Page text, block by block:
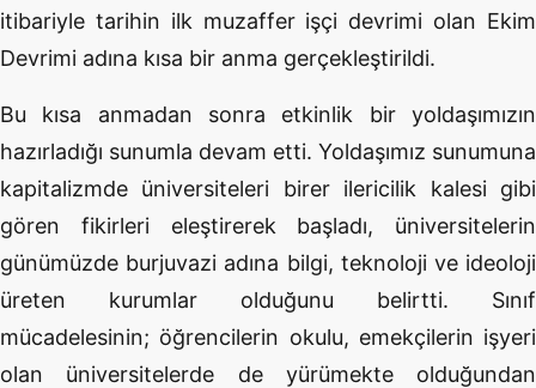
itibariyle tarihin ilk muzaffer işçi devrimi olan Ekim
Devrimi adına kısa bir anma gerçekleştirildi.
Bu kısa anmadan sonra etkinlik bir yoldaşımızın
hazırladığı sunumla devam etti. Yoldaşımız sunumuna
kapitalizmde üniversiteleri birer ilericilik kalesi gibi
gören fikirleri eleştirerek başladı, üniversitelerin
günümüzde burjuvazi adına bilgi, teknoloji ve ideoloji
üreten kurumlar olduğunu belirtti. Sınıf
mücadelesinin; öğrencilerin okulu, emekçilerin işyeri
olan üniversitelerde de yürümekte olduğundan